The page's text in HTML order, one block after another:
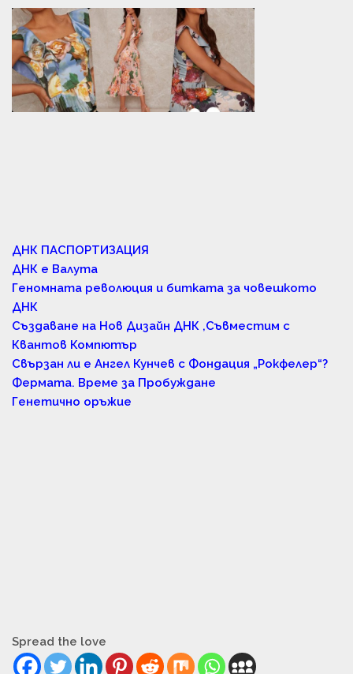
ДНК ПАСПОРТИЗАЦИЯ
ДНК е Валута
Геномната революция и битката за човешкото
ДНК
Създаване на Нов Дизайн ДНК ,Съвместим с
Квантов Компютър
Свързан ли е Ангел Кунчев с Фондация „Рокфелер“?
Фермата. Време за Пробуждане
Генетично оръжие
Spread the love